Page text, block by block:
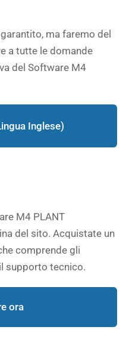
ma faremo del
a tutte le domande
del Software M4
Inglese)
M4 PLANT
del sito. Acquistate un
comprende gli
supporto tecnico.
ora